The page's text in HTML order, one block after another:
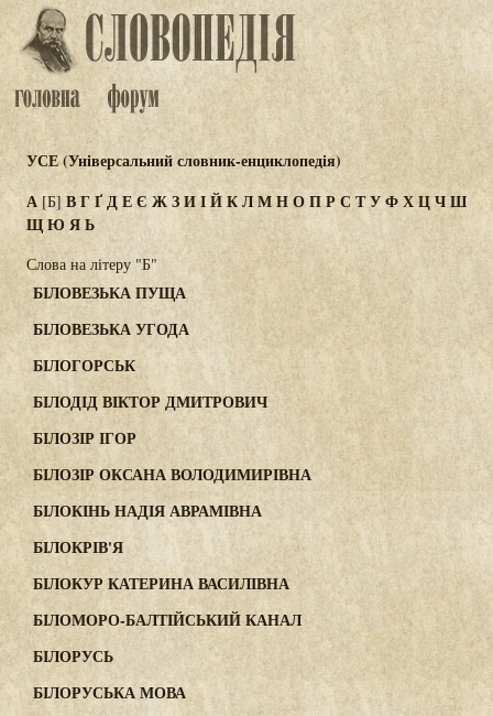
УСЕ (Універсальний словник-енциклопедія)
А [Б] ВГҐДЕЄ ЖЗИІЙКЛМНОПРСТУФХЦЧШ
ЩЮ ЯЬ
Слова на літеру "Б"
БІЛОВЕЗЬКА ПУЩА
БІЛОВЕЗЬКА УГОДА
БІЛОГОРСЬК
БІЛОДІД ВІКТОР ДМИТРОВИЧ
БІЛОЗІР ІГОР
БІЛОЗІР ОКСАНА ВОЛОДИМИРІВНА
БІЛОКІНЬ НАДІЯ АВРАМІВНА
БІЛОКРІВ'Я
БІЛОКУР КАТЕРИНА ВАСИЛІВНА
БІЛОМОРО-БАЛТІЙСЬКИЙ КАНАЛ
БІЛОРУСЬ
БІЛОРУСЬКА МОВА